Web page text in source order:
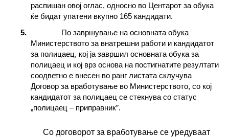
распишан овој оглас, односно во Центарот за обука
ќе бидат упатени вкупно 165 кандидати.
По завршување на основната обука
Министерството за внатрешни работи и кандидатот
за полицаец, кој ја завршил основната обука за
полицаец и кој врз основа на постигнатите резултати
соодветно е внесен во ранг листата склучува
Договор за вработување во Министерството, со кој
кандидатот за полицаец се стекнува со статус
„полицаец – приправник”.
Со договорот за вработување се уредуваат